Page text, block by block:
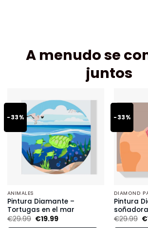
A menudo se
juntos
-33%
ANIMALES
Pintura Diamante –
Tortugas en el mar
€29.99 €19.99
-33%
DIAMOND
Pintura
soñadora
€29.99 €